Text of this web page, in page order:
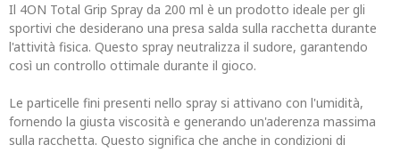
Il 4ON Total Grip Spray da 200 ml è un prodotto ideale per gli
sportivi che desiderano una presa salda sulla racchetta durante
l'attività fisica. Questo spray neutralizza il sudore, garantendo
così un controllo ottimale durante il gioco.
Le particelle fini presenti nello spray si attivano con l'umidità,
fornendo la giusta viscosità e generando un'aderenza massima
sulla racchetta. Questo significa che anche in condizioni di